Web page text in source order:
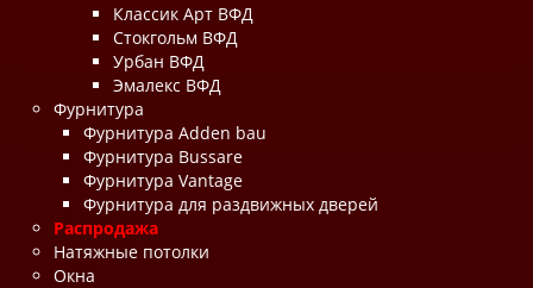
Классик Арт ВФД
Стокгольм ВФД
Урбан ВФД
Эмалекс ВФД
Фурнитура
Фурнитура Adden bau
Фурнитура Bussare
Фурнитура Vantage
Фурнитура для раздвижных дверей
Распродажа
Натяжные потолки
Окна